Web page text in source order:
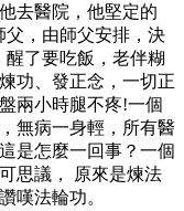
去醫院，他堅定的
父，由師父安排，決
醒了要吃飯，老伴糊
功、發正念，一切正
兩小時腿不疼!一個
無病一身輕，所有醫
是怎麼一回事？一個
思議， 原來是煉法
嘆法輪功。